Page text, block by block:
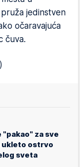
jedinstven
očaravajuća
čuva.
"pakao" za sve
ukleto ostrvo
sveta